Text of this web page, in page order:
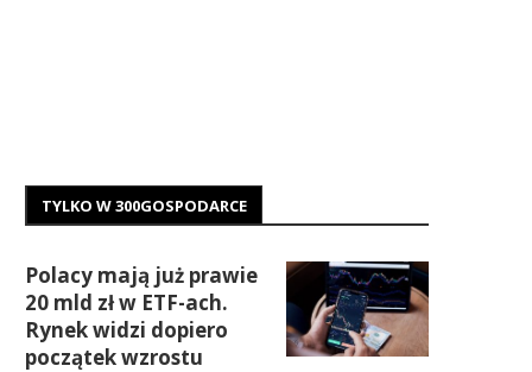
TYLKO W 300GOSPODARCE
Polacy mają już prawie
20 mld zł w ETF-ach.
Rynek widzi dopiero
początek wzrostu